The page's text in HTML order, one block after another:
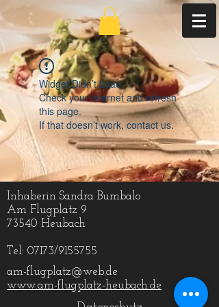
Widget Didn’t Load
Check your internet and refresh
this page.
If that doesn’t work, contact us.
Inhaberin Sandra Bumbalo
Am Flugplatz 9
73540 Heubach
Tel: 07173/9155755
am-flugplatz@web.de
www.am-flugplatz-heubach.de